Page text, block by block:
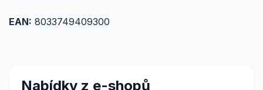
EAN: 8033749409300
Nabídky z e-shopů